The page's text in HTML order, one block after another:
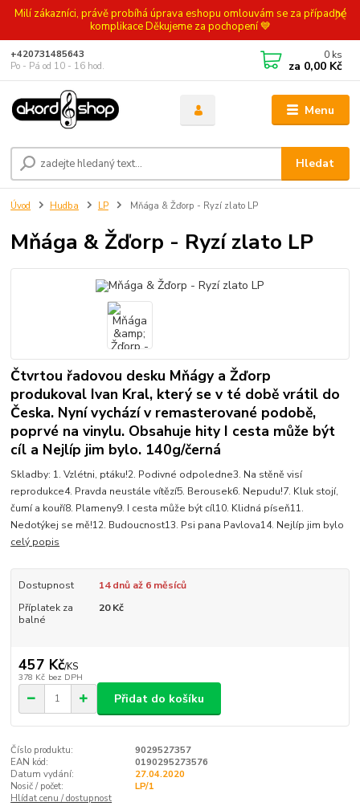
Milí zákazníci, právě probíhá úprava eshopu omlouvám se za případné
komplikace Děkujeme za pochopení 💙
Menu
Hledat
+420731485643
Po - Pá od 10 - 16 hod.
0 ks
za 0,00 Kč
Úvod Hudba LP Mňága & Žďorp - Ryzí zlato LP
Mňága & Žďorp - Ryzí zlato LP
Čtvrtou řadovou desku Mňágy a Žďorp
produkoval Ivan Kral, který se v té době vrátil do
Česka. Nyní vychází v remasterované podobě,
poprvé na vinylu. Obsahuje hity I cesta může být
cíl a Nejlíp jim bylo. 140g/černá
Skladby: 1. Vzlétni, ptáku!2. Podivné odpoledne3. Na stěně visí
reprodukce4. Pravda neustále vítězí5. Berousek6. Nepudu!7. Kluk stojí,
čumí a kouří8. Plameny9. I cesta může být cíl10. Klidná píseň11.
Nedotýkej se mě!12. Budoucnost13. Psi pana Pavlova14. Nejlíp jim bylo
celý popis
Dostupnost
14 dnů až 6 měsíců
Příplatek za
balné
20 Kč
457 Kč/KS
378 Kč bez DPH
Přidat do košíku
Číslo produktu:
9029527357
EAN kód:
0190295273576
Datum vydání:
27.04.2020
Nosič / počet:
LP/1
Hlídat cenu / dostupnost